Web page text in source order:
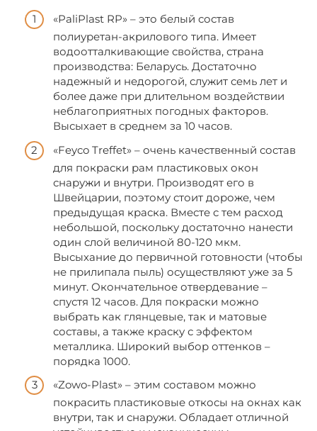
«PaliPlast RP» – это белый состав
полиуретан-акрилового типа. Имеет
водоотталкивающие свойства, страна
производства: Беларусь. Достаточно
надежный и недорогой, служит семь лет и
более даже при длительном воздействии
неблагоприятных погодных факторов.
Высыхает в среднем за 10 часов.
«Feyco Treffet» – очень качественный состав
для покраски рам пластиковых окон
снаружи и внутри. Производят его в
Швейцарии, поэтому стоит дороже, чем
предыдущая краска. Вместе с тем расход
небольшой, поскольку достаточно нанести
один слой величиной 80-120 мкм.
Высыхание до первичной готовности (чтобы
не прилипала пыль) осуществляют уже за 5
минут. Окончательное отвердевание –
спустя 12 часов. Для покраски можно
выбрать как глянцевые, так и матовые
составы, а также краску с эффектом
металлика. Широкий выбор оттенков –
порядка 1000.
«Zowo-Plast» – этим составом можно
покрасить пластиковые откосы на окнах как
внутри, так и снаружи. Обладает отличной